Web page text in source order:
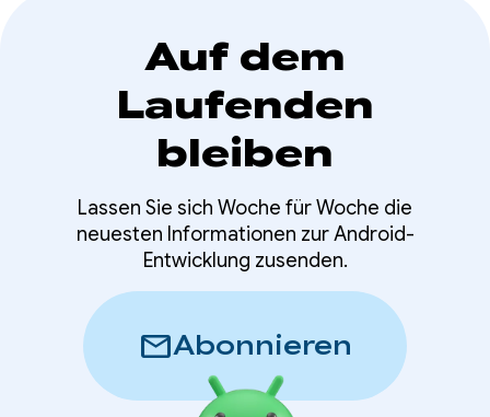
Auf dem
Laufenden
bleiben
Lassen Sie sich Woche für Woche die
neuesten Informationen zur Android-
Entwicklung zusenden.
mailAbonnieren